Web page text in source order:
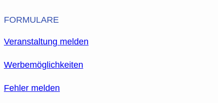
FORMULARE
Veranstaltung melden
Werbemöglichkeiten
Fehler melden